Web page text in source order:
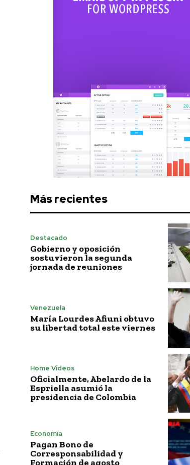
Más recientes
Destacado
Gobierno y oposición
sostuvieron la segunda
jornada de reuniones
Venezuela
María Lourdes Afiuni obtuvo
su libertad total este viernes
Home Vídeos
Oficialmente, Abelardo de la
Espriella asumió la
presidencia de Colombia
Economía
Pagan Bono de
Corresponsabilidad y
Formación de agosto